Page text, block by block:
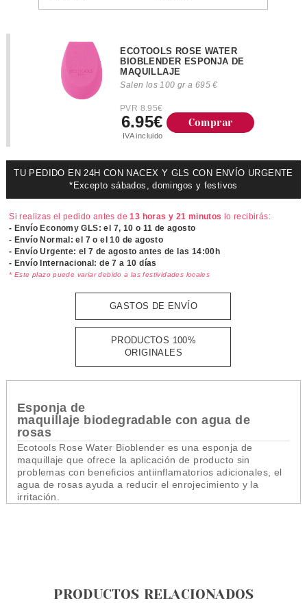
ECOTOOLS ROSE WATER
BIOBLENDER ESPONJA DE
MAQUILLAJE
Salen los 100 gr a 695 €
PVR 8.95€
6.95€
IVA incluido
Comprar
TU PEDIDO EN 24H CON NACEX Y GLS CON ENVÍO URGENTE
*Excepto sábados, domingos y festivos
Si realizas el pedido antes de13 horas y 21 minutos lo recibirás:
- Envío Economy GLS: el 7, 10 o 11 de agosto
- Envío Normal: el 7 o el 10 de agosto
- Envío Urgente: el7 de agosto antes de las 14:00h
- Envío Internacional: de 7 a 10 días
* Este plazo puede variar debido a las festividades locales
GASTOS DE ENVÍO
PRODUCTOS 100%
ORIGINALES
Esponja de
maquillaje biodegradable conagua de
rosas
Ecotools Rose Water Bioblender es una esponja de
maquillaje que ofrece la aplicación de producto sin
problemas con beneficios antiinflamatorios adicionales, el
agua de rosas ayuda a reducir el enrojecimiento y la
irritación.
PRODUCTOS RELACIONADOS